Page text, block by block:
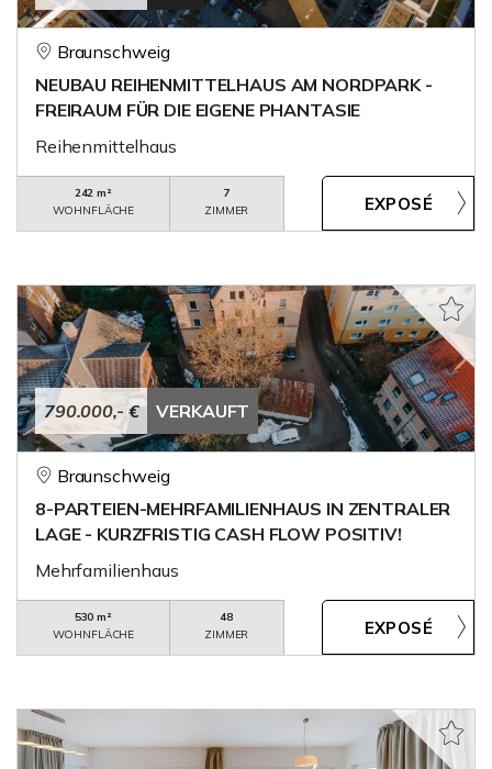
Braunschweig
NEUBAU REIHENMITTELHAUS AM NORDPARK -
FREIRAUM FÜR DIE EIGENE PHANTASIE
Reihenmittelhaus
242 m²
WOHNFLÄCHE
7
ZIMMER
790.000,- € VERKAUFT
Braunschweig
8-PARTEIEN-MEHRFAMILIENHAUS IN ZENTRALER
LAGE - KURZFRISTIG CASH FLOW POSITIV!
Mehrfamilienhaus
530 m²
WOHNFLÄCHE
48
ZIMMER